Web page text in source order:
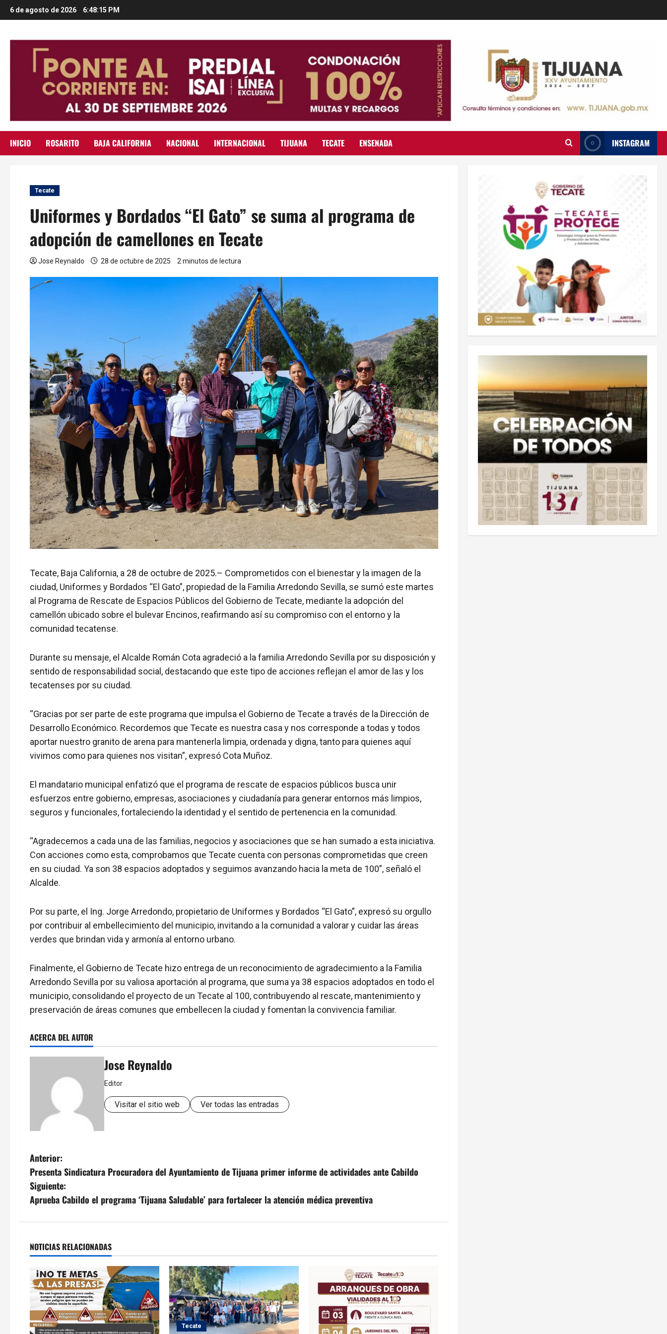
Saltar
al
6 de agosto de 2026 6:48:16 PM
INICIO ROSARITO BAJA CALIFORNIA NACIONAL INTERNACIONAL TIJUANA TECATE ENSENADA INSTAGRAM
Tecate
Uniformes y Bordados “El Gato” se suma al programa de
adopción de camellones en Tecate
Jose Reynaldo 28 de octubre de 2025 2 minutos de lectura
Tecate, Baja California, a 28 de octubre de 2025.– Comprometidos con el bienestar y la imagen de la
ciudad, Uniformes y Bordados “El Gato”, propiedad de la Familia Arredondo Sevilla, se sumó este martes
al Programa de Rescate de Espacios Públicos del Gobierno de Tecate, mediante la adopción del
camellón ubicado sobre el bulevar Encinos, reafirmando así su compromiso con el entorno y la
comunidad tecatense.
Durante su mensaje, el Alcalde Román Cota agradeció a la familia Arredondo Sevilla por su disposición y
sentido de responsabilidad social, destacando que este tipo de acciones reflejan el amor de las y los
tecatenses por su ciudad.
“Gracias por ser parte de este programa que impulsa el Gobierno de Tecate a través de la Dirección de
Desarrollo Económico. Recordemos que Tecate es nuestra casa y nos corresponde a todas y todos
aportar nuestro granito de arena para mantenerla limpia, ordenada y digna, tanto para quienes aquí
vivimos como para quienes nos visitan”, expresó Cota Muñoz.
El mandatario municipal enfatizó que el programa de rescate de espacios públicos busca unir
esfuerzos entre gobierno, empresas, asociaciones y ciudadanía para generar entornos más limpios,
seguros y funcionales, fortaleciendo la identidad y el sentido de pertenencia en la comunidad.
“Agradecemos a cada una de las familias, negocios y asociaciones que se han sumado a esta iniciativa.
Con acciones como esta, comprobamos que Tecate cuenta con personas comprometidas que creen
en su ciudad. Ya son 38 espacios adoptados y seguimos avanzando hacia la meta de 100”, señaló el
Alcalde.
Por su parte, el Ing. Jorge Arredondo, propietario de Uniformes y Bordados “El Gato”, expresó su orgullo
por contribuir al embellecimiento del municipio, invitando a la comunidad a valorar y cuidar las áreas
verdes que brindan vida y armonía al entorno urbano.
Finalmente, el Gobierno de Tecate hizo entrega de un reconocimiento de agradecimiento a la Familia
Arredondo Sevilla por su valiosa aportación al programa, que suma ya 38 espacios adoptados en todo el
municipio, consolidando el proyecto de un Tecate al 100, contribuyendo al rescate, mantenimiento y
preservación de áreas comunes que embellecen la ciudad y fomentan la convivencia familiar.
ACERCA DEL AUTOR
Jose Reynaldo
Editor
Visitar el sitio web Ver todas las entradas
N
a
v
g
c
i
ó
Anterior:
Presenta Sindicatura Procuradora del Ayuntamiento de Tijuana primer informe de actividades ante Cabildo
Siguiente:
Aprueba Cabildo el programa ‘Tijuana Saludable’ para fortalecer la atención médica preventiva
NOTICIAS RELACIONADAS
Tecate